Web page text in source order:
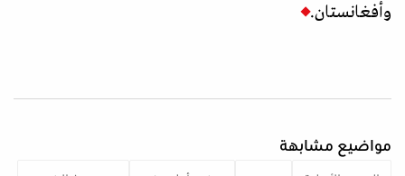
وأفغانستان.
مواضيع مشابهة